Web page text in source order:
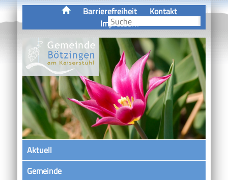
Barrierefreiheit
Kontakt
Impressum
Aktuell
Gemeinde